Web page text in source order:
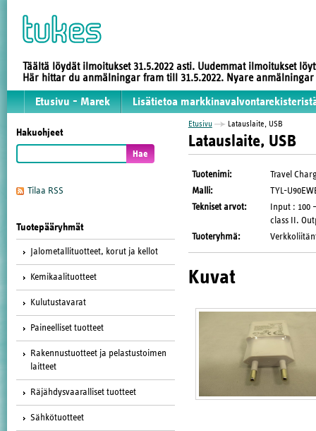
Täältä löydät ilmoitukset 31.5.2022 asti. Uudemmat ilmoitukset
Här hittar du anmälningar fram till 31.5.2022. Nyare
Etusivu - Marek Lisätietoa
Hakuohjeet
Tilaa RSS
Tuotepääryhmät
Jalometallituotteet, korut ja kellot
Kemikaalituotteet
Kulutustavarat
Paineelliset tuotteet
Rakennustuotteet ja pelastustoimen
laitteet
Räjähdysvaaralliset tuotteet
Sähkötuotteet
Etusivu Latauslaite, USB
Latauslaite, USB
Tuotenimi:
Travel
Malli:
TYL-
Tekniset arvot:
Input : 100
class II.
Tuoteryhmä:
Kuvat